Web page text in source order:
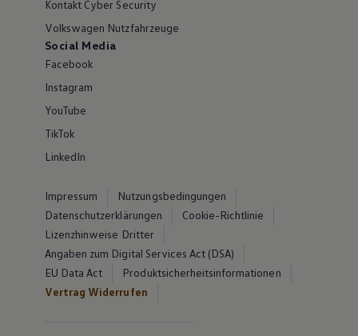
Kontakt Cyber Security
Volkswagen Nutzfahrzeuge
Social Media
Facebook
Instagram
YouTube
TikTok
LinkedIn
Impressum
Nutzungsbedingungen
Datenschutzerklärungen
Cookie-Richtlinie
Lizenzhinweise Dritter
Angaben zum Digital Services Act (DSA)
EU Data Act
Produktsicherheitsinformationen
Vertrag Widerrufen